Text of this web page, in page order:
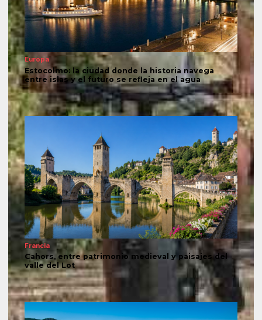
Europa
Estocolmo: la ciudad donde la historia navega
entre islas y el futuro se refleja en el agua
Francia
Cahors, entre patrimonio medieval y paisajes del
valle del Lot